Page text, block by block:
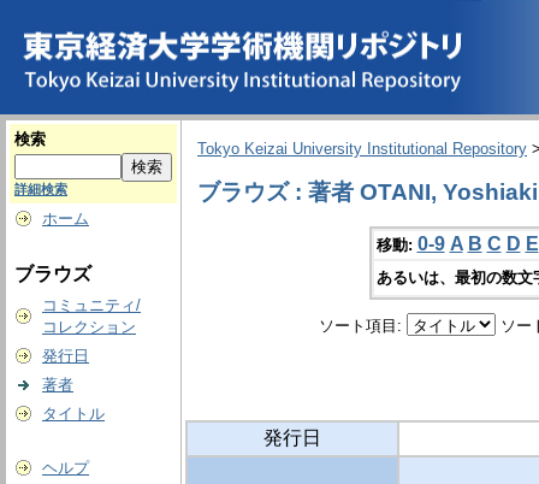
検索
詳細検索
ホーム
ブラウズ
コミュニティ/
コレクション
発行日
著者
タイトル
ヘルプ
Tokyo Keizai University Institutional Repository
ブラウズ : 著者 OTANI, Yoshiaki
移動: 0-9 A B C D E
あるいは、最初の数
ソート項目: ソー
発行日